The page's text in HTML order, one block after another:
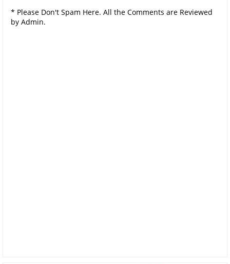
* Please Don't Spam Here. All the Comments are Reviewed
by Admin.